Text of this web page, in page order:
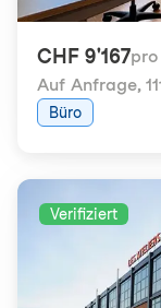
CHF 9'167
Auf Anfrage,
Büro
Verifiziert